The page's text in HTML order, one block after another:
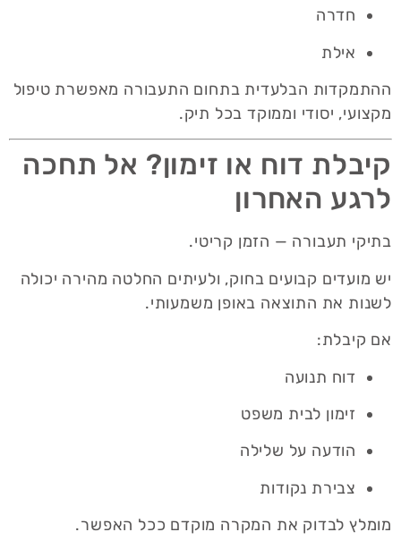
חדרה
אילת
ההתמקדות הבלעדית בתחום התעבורה מאפשרת טיפול
מקצועי, יסודי וממוקד בכל תיק.
קיבלת דוח או זימון? אל תחכה
לרגע האחרון
בתיקי תעבורה — הזמן קריטי.
יש מועדים קבועים בחוק, ולעיתים החלטה מהירה יכולה
לשנות את התוצאה באופן משמעותי.
אם קיבלת:
דוח תנועה
זימון לבית משפט
הודעה על שלילה
צבירת נקודות
מומלץ לבדוק את המקרה מוקדם ככל האפשר.